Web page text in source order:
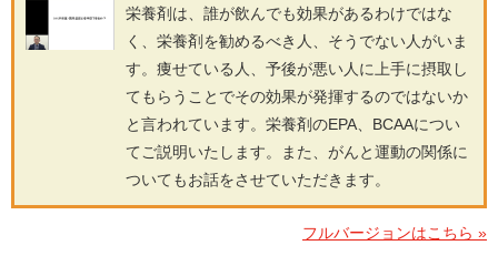
栄養剤は、誰が飲んでも効果があるわけではな
く、栄養剤を勧めるべき人、そうでない人がいま
す。痩せている人、予後が悪い人に上手に摂取し
てもらうことでその効果が発揮するのではないか
と言われています。栄養剤のEPA、BCAAについ
てご説明いたします。また、がんと運動の関係に
ついてもお話をさせていただきます。
フルバージョンはこちら »